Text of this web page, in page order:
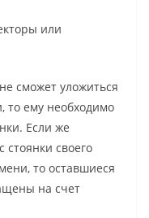
или
сможет уложиться
то ему необходимо
Если же
стоянки своего
то оставшиеся
на счет